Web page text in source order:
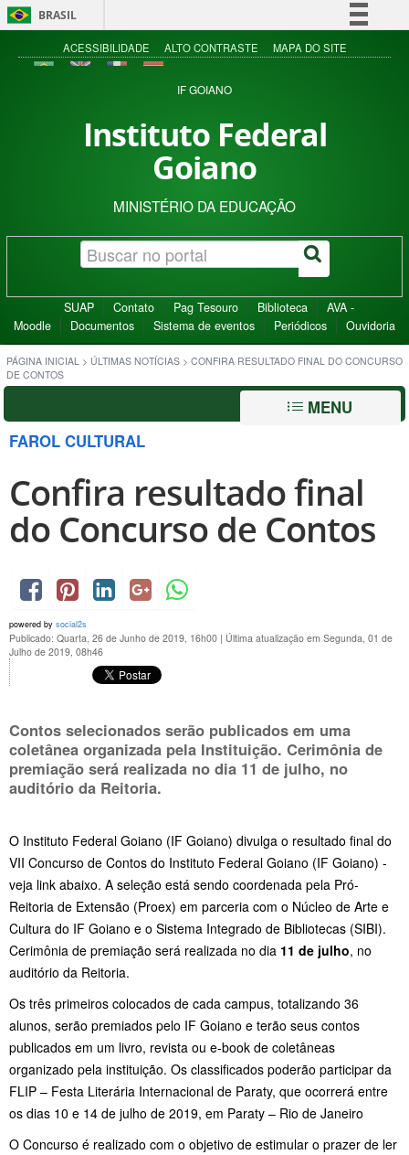
BRASIL
Simplifique!
Acesso à informação
ACESSIBILIDADE ALTO CONTRASTE MAPA DO SITE
IF GOIANO
Instituto Federal
Goiano
MINISTÉRIO DA EDUCAÇÃO
SUAP Contato Pag Tesouro Biblioteca
AVA -
Moodle
Documentos Sistema de eventos Periódicos Ouvidoria
PÁGINA INICIAL > ÚLTIMAS NOTÍCIAS > CONFIRA RESULTADO FINAL DO CONCURSO
DE CONTOS
MENU
FAROL CULTURAL
Confira resultado final
do Concurso de Contos
powered by social2s
Publicado: Quarta, 26 de Junho de 2019, 16h00 | Última atualização em Segunda, 01 de
Julho de 2019, 08h46
Contos selecionados serão publicados em uma
coletânea organizada pela Instituição. Cerimônia de
premiação será realizada no dia 11 de julho, no
auditório da Reitoria.
O Instituto Federal Goiano (IF Goiano) divulga o resultado final do
VII Concurso de Contos do Instituto Federal Goiano (IF Goiano) -
veja link abaixo. A seleção está sendo coordenada pela Pró-
Reitoria de Extensão (Proex) em parceria com o Núcleo de Arte e
Cultura do IF Goiano e o Sistema Integrado de Bibliotecas (SIBI).
Cerimônia de premiação será realizada no dia 11 de julho, no
auditório da Reitoria.
Os três primeiros colocados de cada campus, totalizando 36
alunos, serão premiados pelo IF Goiano e terão seus contos
publicados em um livro, revista ou e-book de coletâneas
organizado pela instituição. Os classificados poderão participar da
FLIP – Festa Literária Internacional de Paraty, que ocorrerá entre
os dias 10 e 14 de julho de 2019, em Paraty – Rio de Janeiro
O Concurso é realizado com o objetivo de estimular o prazer de ler